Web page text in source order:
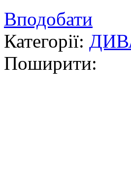
Вподобати
Категорії:
Поширити: